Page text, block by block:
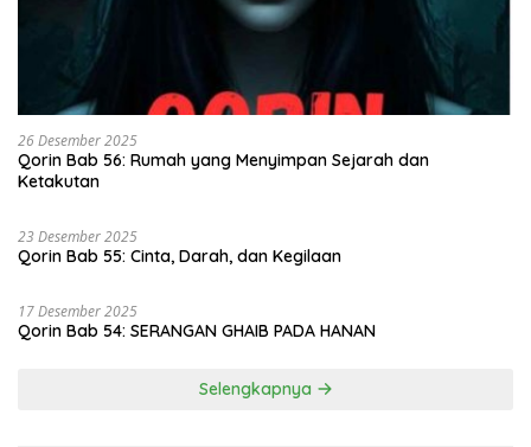
26 Desember 2025
Qorin Bab 56: Rumah yang Menyimpan Sejarah dan
Ketakutan
23 Desember 2025
Qorin Bab 55: Cinta, Darah, dan Kegilaan
17 Desember 2025
Qorin Bab 54: SERANGAN GHAIB PADA HANAN
Selengkapnya